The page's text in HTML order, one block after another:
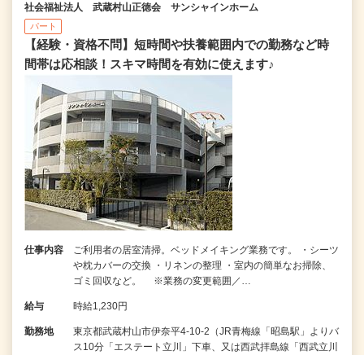
社会福祉法人 武蔵村山正徳会 サンシャインホーム
パート
【経験・資格不問】短時間や扶養範囲内での勤務など時
間帯は応相談！スキマ時間を有効に使えます♪
仕事内容
ご利用者の居室清掃。ベッドメイキング業務です。 ・シーツ
や枕カバーの交換 ・リネンの整理 ・室内の簡単なお掃除、
ゴミ回収など。 ※業務の変更範囲／…
給与 時給1,230円
勤務地
東京都武蔵村山市伊奈平4-10-2（JR青梅線「昭島駅」よりバ
ス10分「エステート立川」下車、又は西武拝島線「西武立川